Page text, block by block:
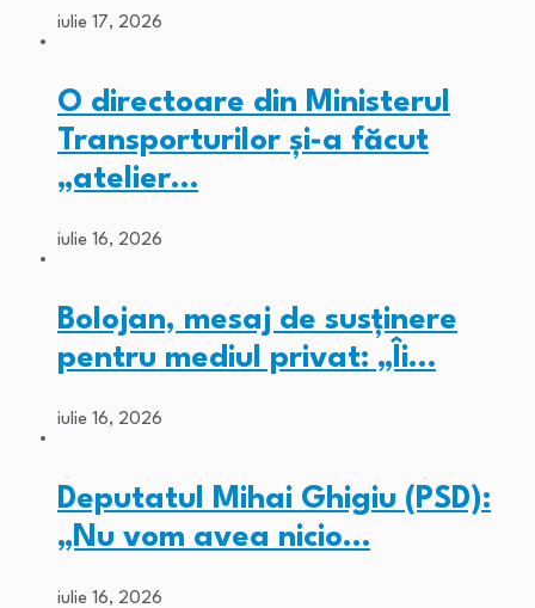
iulie 17, 2026
O directoare din Ministerul
Transporturilor și-a făcut
„atelier…
iulie 16, 2026
Bolojan, mesaj de susținere
pentru mediul privat: „Îi…
iulie 16, 2026
Deputatul Mihai Ghigiu (PSD):
„Nu vom avea nicio…
iulie 16, 2026